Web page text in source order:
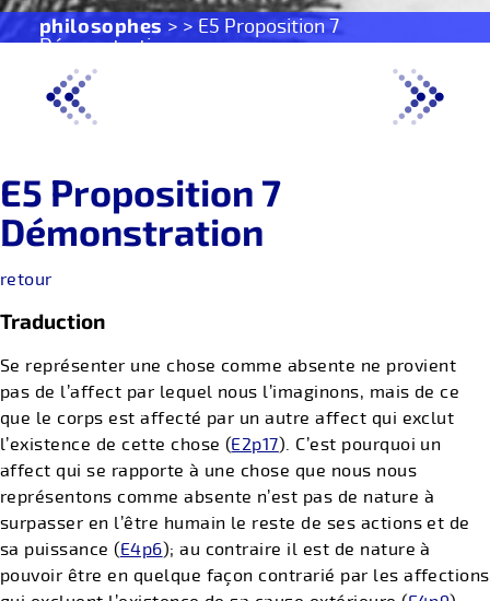
philosophes > > E5 Proposition 7
Démonstration
E5 Proposition 7
Démonstration
retour
Traduction
Se représenter une chose comme absente ne provient
pas de l’affect par lequel nous l’imaginons, mais de ce
que le corps est affecté par un autre affect qui exclut
l’existence de cette chose (E2p17). C’est pourquoi un
affect qui se rapporte à une chose que nous nous
représentons comme absente n’est pas de nature à
surpasser en l’être humain le reste de ses actions et de
sa puissance (E4p6); au contraire il est de nature à
pouvoir être en quelque façon contrarié par les affections